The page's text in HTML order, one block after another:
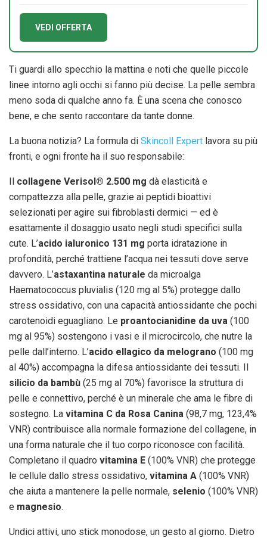
VEDI OFFERTA
Ti guardi allo specchio la mattina e noti che quelle piccole
linee intorno agli occhi si fanno più decise. La pelle sembra
meno soda di qualche anno fa. È una scena che conosco
bene, e che sento raccontare da tante donne.
La buona notizia? La formula di Skincoll Expert lavora su più
fronti, e ogni fronte ha il suo responsabile:
Il collagene Verisol® 2.500 mg dà elasticità e
compattezza alla pelle, grazie ai peptidi bioattivi
selezionati per agire sui fibroblasti dermici — ed è
esattamente il dosaggio usato negli studi specifici sulla
cute. L’acido ialuronico 131 mg porta idratazione in
profondità, perché trattiene l’acqua nei tessuti dove serve
davvero. L’astaxantina naturale da microalga
Haematococcus pluvialis (120 mg al 5%) protegge dallo
stress ossidativo, con una capacità antiossidante che pochi
carotenoidi eguagliano. Le proantocianidine da uva (100
mg al 95%) sostengono i vasi e il microcircolo, che nutre la
pelle dall’interno. L’acido ellagico da melograno (100 mg
al 40%) accompagna la difesa antiossidante dei tessuti. Il
silicio da bambù (25 mg al 70%) favorisce la struttura di
pelle e connettivo, perché è un minerale che ama le fibre di
sostegno. La vitamina C da Rosa Canina (98,7 mg, 123,4%
VNR) contribuisce alla normale formazione del collagene, in
una forma naturale che il tuo corpo riconosce con facilità.
Completano il quadro vitamina E (100% VNR) che protegge
le cellule dallo stress ossidativo, vitamina A (100% VNR)
che aiuta a mantenere la pelle normale, selenio (100% VNR)
e magnesio.
Undici attivi, uno stick monodose, un gesto al giorno. Dietro